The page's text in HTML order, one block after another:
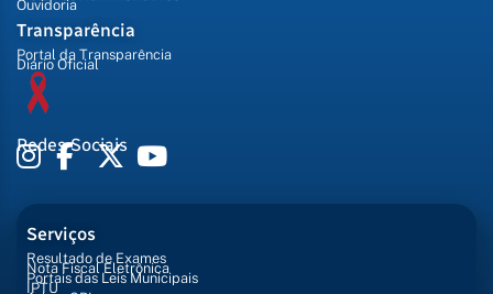
Ouvidoria
Transparência
Portal da Transparência
Diário Oficial
Redes Sociais
Serviços
Resultado de Exames
Nota Fiscal Eletrônica
Portais das Leis Municipais
IPTU